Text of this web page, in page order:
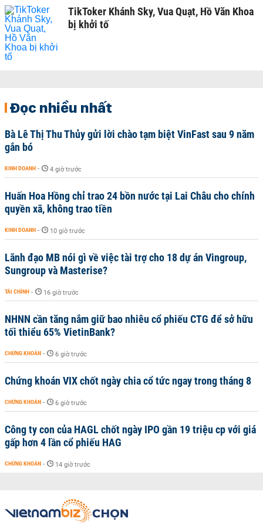
TikToker Khánh Sky, Vua Quạt, Hồ Văn Khoa
bị khởi tố
Đọc nhiều nhất
Bà Lê Thị Thu Thủy gửi lời chào tạm biệt VinFast sau 9 năm
gắn bó
KINH DOANH - 4 giờ trước
Huấn Hoa Hồng chỉ trao 24 bồn nước tại Lai Châu cho chính
quyền xã, không trao tiền
KINH DOANH - 10 giờ trước
Lãnh đạo MB nói gì về việc tài trợ cho 18 dự án Vingroup,
Sungroup và Masterise?
TÀI CHÍNH - 16 giờ trước
NHNN cần tăng nắm giữ bao nhiêu cổ phiếu CTG để sở hữu
tối thiểu 65% VietinBank?
CHỨNG KHOÁN - 6 giờ trước
Chứng khoán VIX chốt ngày chia cổ tức ngay trong tháng 8
CHỨNG KHOÁN - 6 giờ trước
Công ty con của HAGL chốt ngày IPO gần 19 triệu cp với giá
gấp hơn 4 lần cổ phiếu HAG
CHỨNG KHOÁN - 14 giờ trước